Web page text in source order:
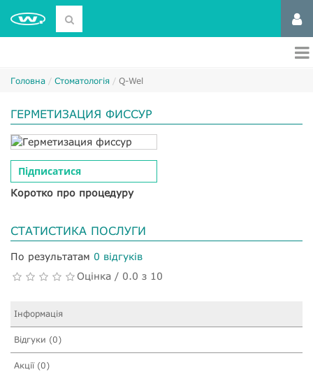
Головна Стоматологія Q-Wel
ГЕРМЕТИЗАЦИЯ ФИССУР
Підписатися
Коротко про процедуру
СТАТИСТИКА ПОСЛУГИ
По результатам 0 відгуків
Оцінка / 0.0 з 10
Інформація
Відгуки (0)
Акції (0)